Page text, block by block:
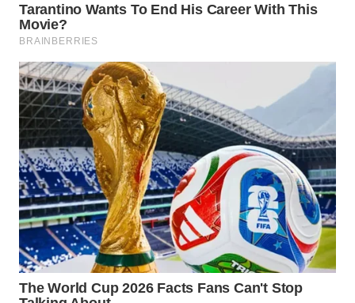
WN
TEBING
TINGGI
WN
PAKPAK
WN
KARAWANG
WN
BEKASI
WN
BOGOR